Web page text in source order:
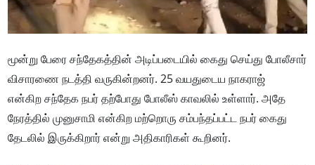
மூன்று பேரை சந்தேகத்தின் அடிப்படையில் கைது செய்து போலீசார்
விசாரணை நடத்தி வருகின்றனர். 25 வயதுடைய நாகராஜ்
என்கிற சந்தேக நபர் தற்போது போலீஸ் காவலில் உள்ளார். அதே
நேரத்தில் முனுசாமி என்கிற மற்றொரு சம்பந்தப்பட்ட நபர் கைது
தேடலில் இருக்கிறார் என்று அதிகாரிகள் கூறினர்.